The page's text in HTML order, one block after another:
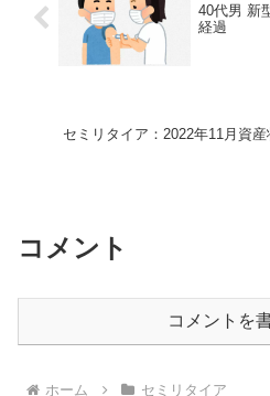
40代男 新
経過
セミリタイア：2022年11月資産
コメント
コメントを
ホーム セミリタイア